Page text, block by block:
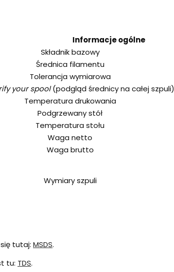
Informacje ogólne
Składnik bazowy
Średnica filamentu
Tolerancja wymiarowa
your spool(podgląd średnicy na całej szpuli)
Temperatura drukowania
Podgrzewany stół
Temperatura stołu
Waga netto
Waga brutto
Wymiary szpuli
tutaj: MSDS.
tu: TDS.